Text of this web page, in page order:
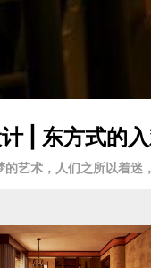
| 东方式的
的艺术，人们之所以着